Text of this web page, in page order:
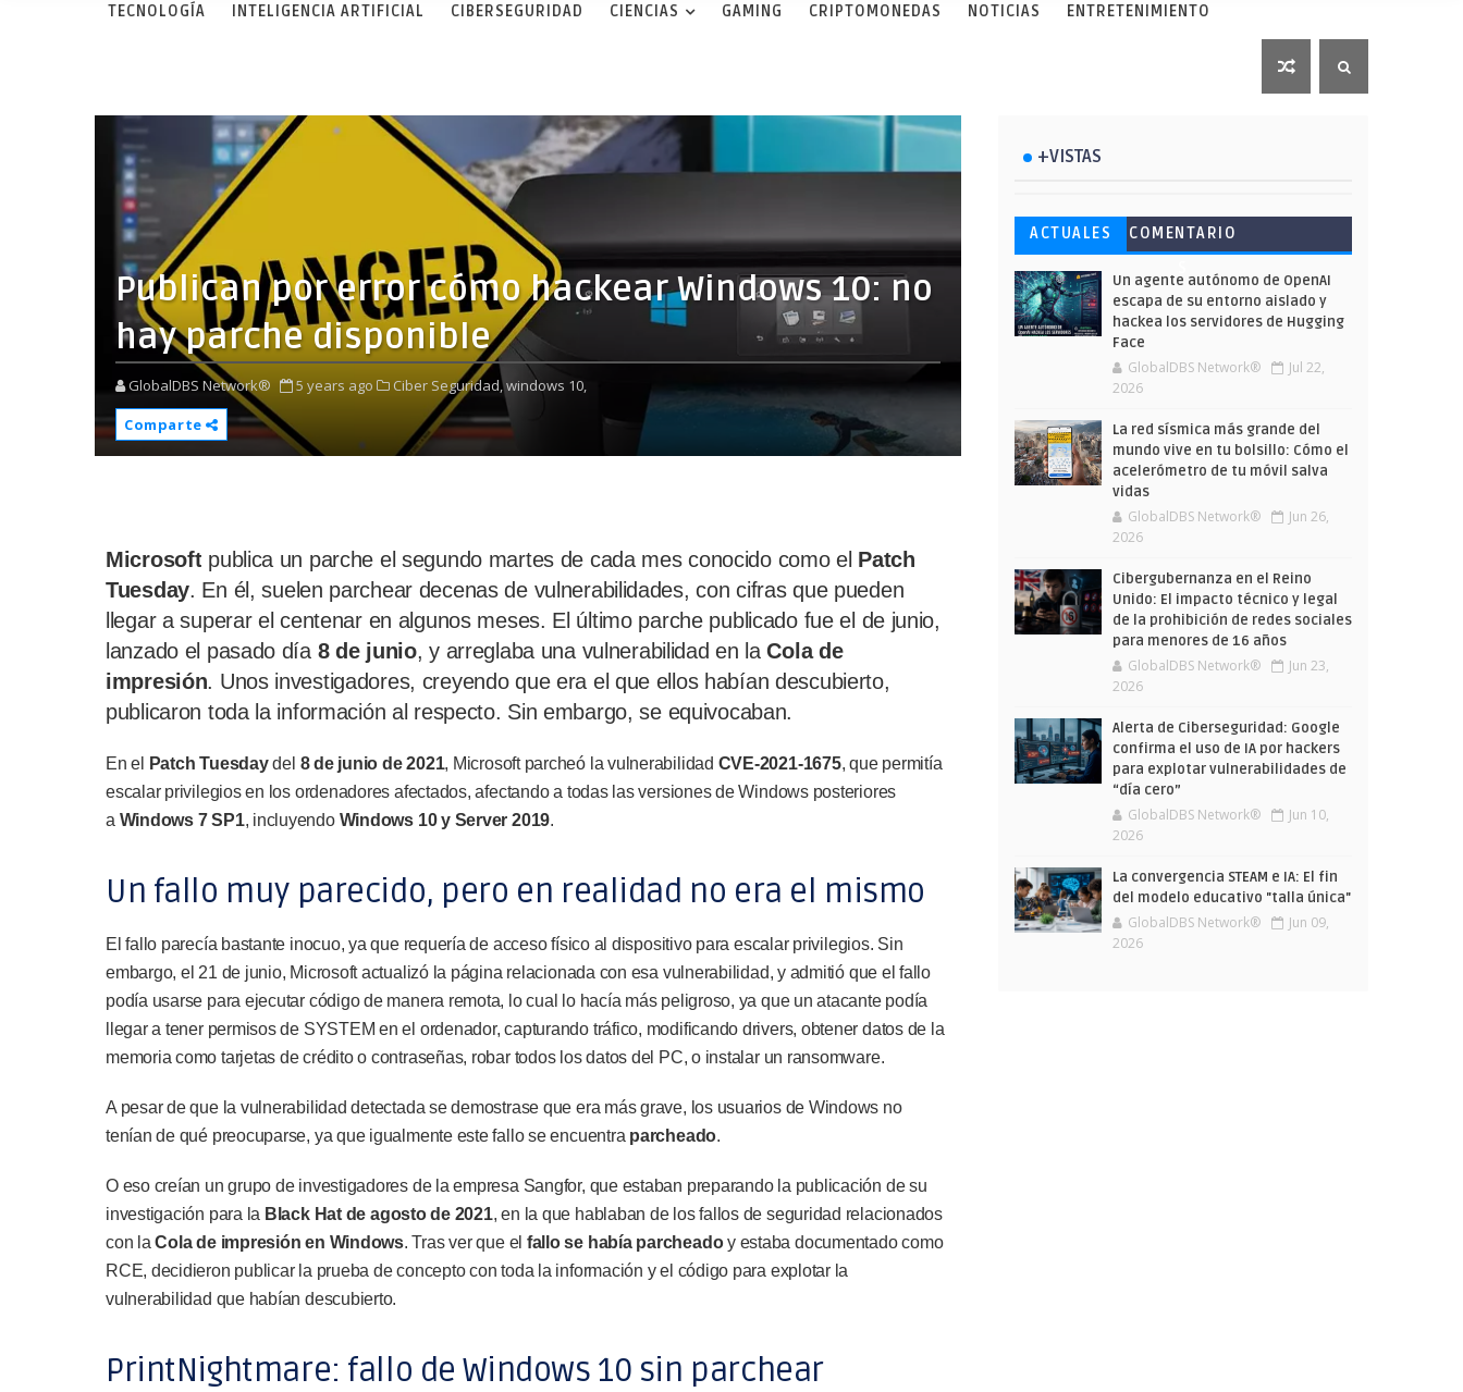
TECNOLOGÍA INTELIGENCIA ARTIFICIAL CIBERSEGURIDAD CIENCIAS GAMING CRIPTOMONEDAS NOTICIAS ENTRETENIMIENTO
Publican por error cómo hackear Windows 10: no
hay parche disponible
GlobalDBS Network® 5 years ago Ciber Seguridad,windows 10,
Comparte
Microsoft publica un parche el segundo martes de cada mes conocido como el Patch
Tuesday. En él, suelen parchear decenas de vulnerabilidades, con cifras que pueden
llegar a superar el centenar en algunos meses. El último parche publicado fue el de junio,
lanzado el pasado día 8 de junio, y arreglaba una vulnerabilidad en la Cola de
impresión. Unos investigadores, creyendo que era el que ellos habían descubierto,
publicaron toda la información al respecto. Sin embargo, se equivocaban.
En el Patch Tuesdaydel 8 de junio de 2021, Microsoft parcheó la vulnerabilidad CVE-2021-1675, que permitía
escalar privilegios en los ordenadores afectados, afectando a todas las versiones de Windows posteriores
a Windows 7 SP1, incluyendo Windows 10 y Server 2019.
Un fallo muy parecido, pero en realidad no era el mismo
El fallo parecía bastante inocuo, ya que requería de acceso físico al dispositivo para escalar privilegios. Sin
embargo, el 21 de junio, Microsoft actualizó la página relacionada con esa vulnerabilidad, y admitió que el fallo
podía usarse para ejecutar código de manera remota, lo cual lo hacía más peligroso, ya que un atacante podía
llegar a tener permisos de SYSTEM en el ordenador, capturando tráfico, modificando drivers, obtener datos de la
memoria como tarjetas de crédito o contraseñas, robar todos los datos del PC, o instalar un ransomware.
A pesar de que la vulnerabilidad detectada se demostrase que era más grave, los usuarios de Windows no
tenían de qué preocuparse, ya que igualmente este fallo se encuentra parcheado.
O eso creían un grupo de investigadores de la empresa Sangfor, que estaban preparando la publicación de su
investigación para la Black Hat de agosto de 2021, en la que hablaban de los fallos de seguridad relacionados
con laCola de impresión en Windows. Tras ver que el fallo se había parcheadoy estaba documentado como
RCE, decidieron publicar la prueba de concepto con toda la información y el código para explotar la
vulnerabilidad que habían descubierto.
PrintNightmare: fallo de Windows 10 sin parchear
+VISTAS
Esto ha ocurrido cuando una
gran web ha dejado a la IA
escribir sobre Star Wars
Ahorra y compra de oferta:
Cuándo es más barato
comprar en Shein
Microsoft lanza unos cursos
gratuitos y limitados para
que te formes este verano
ACTUALES
COMENTARIO
Un agente autónomo de OpenAI
escapa de su entorno aislado y
hackea los servidores de Hugging
Face
GlobalDBS Network®
Jul 22,
2026
La red sísmica más grande del
mundo vive en tu bolsillo: Cómo el
acelerómetro de tu móvil salva
vidas
GlobalDBS Network®
Jun 26,
2026
Cibergubernanza en el Reino
Unido: El impacto técnico y legal
de la prohibición de redes sociales
para menores de 16 años
GlobalDBS Network®
Jun 23,
2026
Alerta de Ciberseguridad: Google
confirma el uso de IA por hackers
para explotar vulnerabilidades de
“día cero”
GlobalDBS Network®
Jun 10,
2026
La convergencia STEAM e IA: El fin
del modelo educativo "talla única"
GlobalDBS Network®
Jun 09,
2026